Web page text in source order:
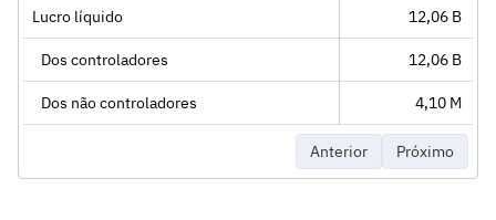
Lucro líquido 12,06 B
Dos controladores 12,06 B
Dos não controladores 4,10 M
Anterior Próximo